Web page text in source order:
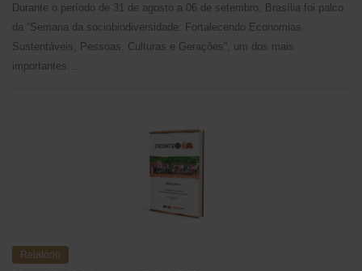
Durante o período de 31 de agosto a 06 de setembro, Brasília foi palco
da “Semana da sociobiodiversidade: Fortalecendo Economias
Sustentáveis, Pessoas, Culturas e Gerações”, um dos mais
importantes...
Relatório